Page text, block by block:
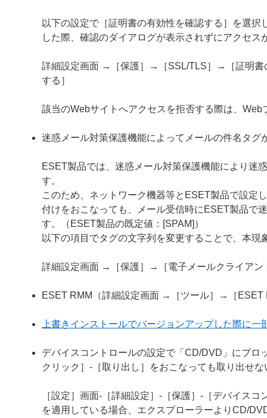
以下の設定で［証明書の有効性を確認する］を選
した際、確認のダイアログが表示されずにアクセス
詳細設定画面 →［保護］→［SSL/TLS］→［証明書
する］
該当のWebサイトへアクセスを拒否する際は、
迷惑メール対策保護機能によってメールの件名タグ
ESET製品では、迷惑メール対策保護機能により迷
す。
このため、ネットワーク機器等とESET製品で設定
付けをおこなっても、メール受信時にESET製品で
す。（ESET製品の既定値：[SPAM]）
以下の項目でタグの文字列を変更することで、本現
詳細設定画面 →［保護］→［電子メールクライア
ESET RMM（詳細設定画面 →［ツール］→［ESET
上書きインストールでバージョンアップした際に一
デバイスコントロールの設定で「CD/DVD」にブ
クリック］-［取り出し］をおこなっても取り出せな
［設定］画面-［詳細設定］-［保護］-［デバイス
を適用している場合、エクスプローラーよりCD/